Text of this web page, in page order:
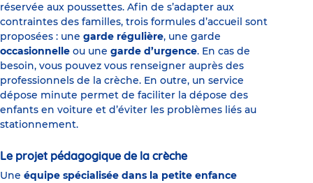
réservée aux poussettes. Afin de s’adapter aux
contraintes des familles, trois formules d’accueil sont
proposées : une garde régulière, une garde
occasionnelle ou une garde d’urgence. En cas de
besoin, vous pouvez vous renseigner auprès des
professionnels de la crèche. En outre, un service
dépose minute permet de faciliter la dépose des
enfants en voiture et d’éviter les problèmes liés au
stationnement.
Le projet pédagogique de la crèche
Une équipe spécialisée dans la petite enfance